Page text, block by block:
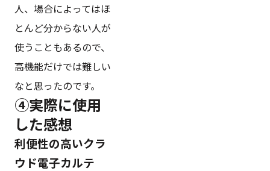
人、場合によってはほ
とんど分からない人が
使うこともあるので、
高機能だけでは難しい
なと思ったのです。
④実際に使用
した感想
利便性の高いクラ
ウド電子カルテ